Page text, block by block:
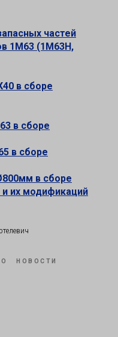
частей
1М63 (1М63Н,
в сборе
в сборе
в сборе
в сборе
их модификаций
НОВОСТИ